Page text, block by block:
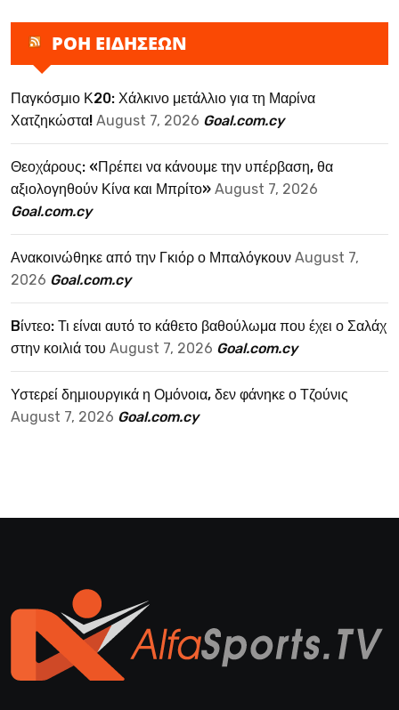
ΡΟΗ ΕΙΔΗΣΕΩΝ
Παγκόσμιο Κ20: Χάλκινο μετάλλιο για τη Μαρίνα
Χατζηκώστα! August 7, 2026 Goal.com.cy
Θεοχάρους: «Πρέπει να κάνουμε την υπέρβαση, θα
αξιολογηθούν Κίνα και Μπρίτο» August 7, 2026
Goal.com.cy
Ανακοινώθηκε από την Γκιόρ ο Μπαλόγκουν August 7,
2026 Goal.com.cy
Bίντεο: Τι είναι αυτό το κάθετο βαθούλωμα που έχει ο Σαλάχ
στην κοιλιά του August 7, 2026 Goal.com.cy
Υστερεί δημιουργικά η Ομόνοια, δεν φάνηκε ο Τζούνις
August 7, 2026 Goal.com.cy